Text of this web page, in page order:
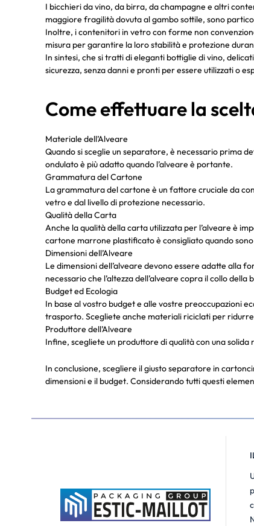
I bicchieri da vino, da birra, da champagne e altri
maggiore fragilità dovuta al gambo sottile, sono
Inoltre, i contenitori in vetro con forme non
misura per garantire la loro stabilità e protezione
In sintesi, che si tratti di eleganti bottiglie di vino,
sicurezza, senza danni e pronti per essere utilizzati o
Come effettuare la
Materiale dell’Alveare
Quando si sceglie un separatore, è necessario prima
ondulato è più adatto quando l’alveare è portante.
Grammatura del Cartone
La grammatura del cartone è un fattore cruciale da
vetro e dal livello di protezione necessario.
Qualità della Carta
Anche la qualità della carta utilizzata per l’alveare è
cartone marrone plastificato è consigliato quando
Dimensioni dell’Alveare
Le dimensioni dell’alveare devono essere adatte alla
necessario che l’altezza dell’alveare copra il collo della
Budget ed Ecologia
In base al vostro budget e alle vostre preoccupazioni
trasporto. Scegliete anche materiali riciclati per
Produttore dell’Alveare
Infine, scegliete un produttore di qualità con una
In conclusione, scegliere il giusto separatore in
dimensioni e il budget. Considerando tutti questi